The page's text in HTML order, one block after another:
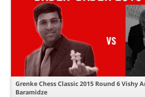
Grenke Chess Classic 2015 Round 6 Vishy
Baramidze